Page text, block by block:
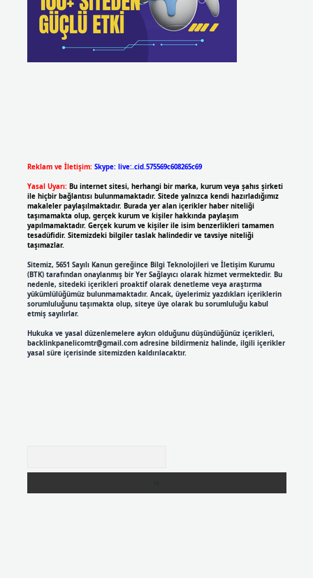
Reklam ve İletişim: Skype: live:.cid.575569c608265c69
Yasal Uyarı: Bu internet sitesi, herhangi bir marka, kurum veya şahıs şirketi
ile hiçbir bağlantısı bulunmamaktadır. Sitede yalnızca kendi hazırladığımız
makaleler paylaşılmaktadır. Burada yer alan içerikler haber niteliği
taşımamakta olup, gerçek kurum ve kişiler hakkında paylaşım
yapılmamaktadır. Gerçek kurum ve kişiler ile isim benzerlikleri tamamen
tesadüfidir. Sitemizdeki bilgiler taslak halindedir ve tavsiye niteliği
taşımazlar.
Sitemiz, 5651 Sayılı Kanun gereğince Bilgi Teknolojileri ve İletişim Kurumu
(BTK) tarafından onaylanmış bir Yer Sağlayıcı olarak hizmet vermektedir. Bu
nedenle, sitedeki içerikleri proaktif olarak denetleme veya araştırma
yükümlülüğümüz bulunmamaktadır. Ancak, üyelerimiz yazdıkları içeriklerin
sorumluluğunu taşımakta olup, siteye üye olarak bu sorumluluğu kabul
etmiş sayılırlar.
Hukuka ve yasal düzenlemelere aykırı olduğunu düşündüğünüz içerikleri,
backlinkpanelicomtr@gmail.comadresine bildirmeniz halinde, ilgili içerikler
yasal süre içerisinde sitemizden kaldırılacaktır.